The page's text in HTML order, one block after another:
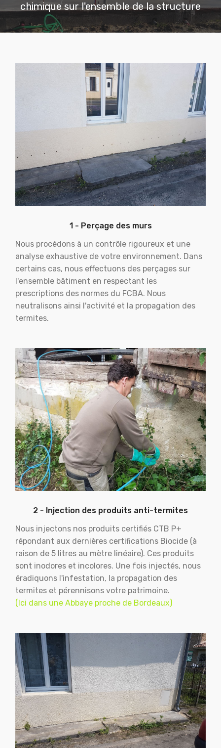
chimique sur l'ensemble de la structure
1 - Perçage des murs
Nous procédons à un contrôle rigoureux et une
analyse exhaustive de votre environnement. Dans
certains cas, nous effectuons des perçages sur
l'ensemble bâtiment en respectant les
prescriptions des normes du FCBA. Nous
neutralisons ainsi l'activité et la propagation des
termites.
2 - Injection des produits anti-termites
Nous injectons nos produits certifiés CTB P+
répondant aux dernières certifications Biocide (à
raison de 5 litres au mètre linéaire). Ces produits
sont inodores et incolores. Une fois injectés, nous
éradiquons l'infestation, la propagation des
termites et pérennisons votre patrimoine.
(Ici dans une Abbaye proche de Bordeaux)